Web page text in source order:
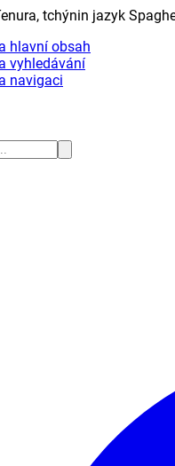
tchýnin jazyk
hlavní obsah
vyhledávání
navigaci